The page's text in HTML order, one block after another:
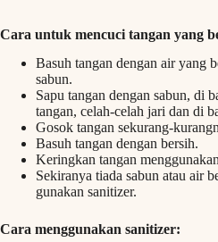
Cara untuk mencuci tangan yang
Basuh tangan dengan air yang
sabun.
Sapu tangan dengan sabun, di
tangan, celah-celah jari dan di
Gosok tangan sekurang-
Basuh tangan dengan bersih.
Keringkan tangan
Sekiranya tiada sabun atau air
gunakan sanitizer.
Cara menggunakan sanitizer: